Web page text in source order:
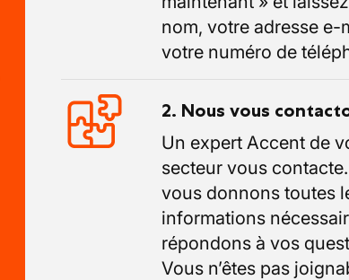
nom, votre adresse e-
votre numéro de
2. Nous vous
Un expert Accent de
secteur vous
vous donnons toutes
informations
répondons à vos
Vous n’êtes pas